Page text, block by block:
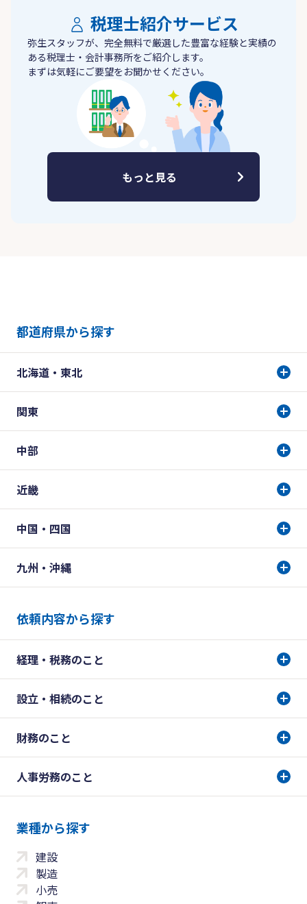
税理士紹介サービス
弥生スタッフが、完全無料で厳選した豊富な経験と実績の
ある税理士・会計事務所をご紹介します。
まずは気軽にご要望をお聞かせください。
もっと見る
都道府県から探す
北海道・東北
関東
中部
近畿
中国・四国
九州・沖縄
依頼内容から探す
経理・税務のこと
設立・相続のこと
財務のこと
人事労務のこと
業種から探す
建設
製造
小売